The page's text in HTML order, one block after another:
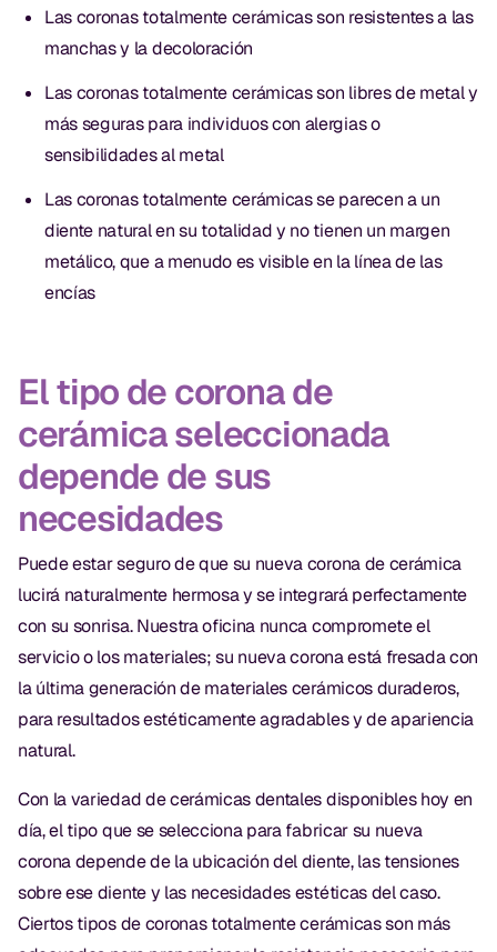
Las coronas totalmente cerámicas son resistentes a las
manchas y la decoloración
Las coronas totalmente cerámicas son libres de metal y
más seguras para individuos con alergias o
sensibilidades al metal
Las coronas totalmente cerámicas se parecen a un
diente natural en su totalidad y no tienen un margen
metálico, que a menudo es visible en la línea de las
encías
El tipo de corona de
cerámica seleccionada
depende de sus
necesidades
Puede estar seguro de que su nueva corona de cerámica
lucirá naturalmente hermosa y se integrará perfectamente
con su sonrisa. Nuestra oficina nunca compromete el
servicio o los materiales; su nueva corona está fresada con
la última generación de materiales cerámicos duraderos,
para resultados estéticamente agradables y de apariencia
natural.
Con la variedad de cerámicas dentales disponibles hoy en
día, el tipo que se selecciona para fabricar su nueva
corona depende de la ubicación del diente, las tensiones
sobre ese diente y las necesidades estéticas del caso.
Ciertos tipos de coronas totalmente cerámicas son más